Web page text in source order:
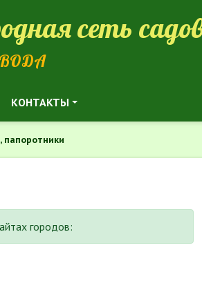
сеть
КОНТАКТЫ
папоротники
городов: